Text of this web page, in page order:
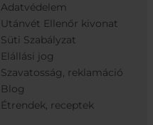
Adatvédelem
Utánvét Ellenőr kivonat
Süti Szabályzat
Elállási jog
Szavatosság, reklamáció
Blog
Étrendek, receptek